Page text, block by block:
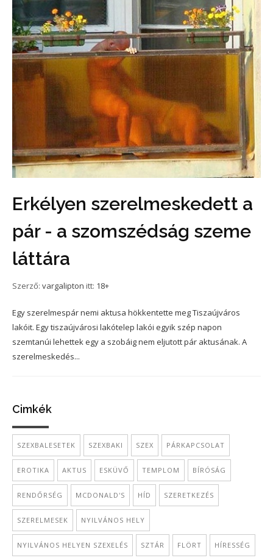
Erkélyen szerelmeskedett a
pár - a szomszédság szeme
láttára
Szerző: vargalipton itt: 18+
Egy szerelmespár nemi aktusa hökkentette meg Tiszaújváros
lakóit. Egy tiszaújvárosi lakótelep lakói egyik szép napon
szemtanúi lehettek egy a szobáig nem eljutott pár aktusának. A
szerelmeskedés...
Cimkék
SZEXBALESETEK SZEXBAKI SZEX PÁRKAPCSOLAT
EROTIKA AKTUS ESKÜVŐ TEMPLOM BÍRÓSÁG
RENDŐRSÉG MCDONALD'S HÍD SZERETKEZÉS
SZERELMESEK NYILVÁNOS HELY
NYILVÁNOS HELYEN SZEXELÉS SZTÁR FLÖRT HÍRESSÉG